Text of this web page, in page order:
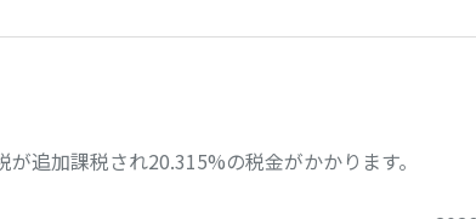
追加課税され20.315%の税金がかかります。